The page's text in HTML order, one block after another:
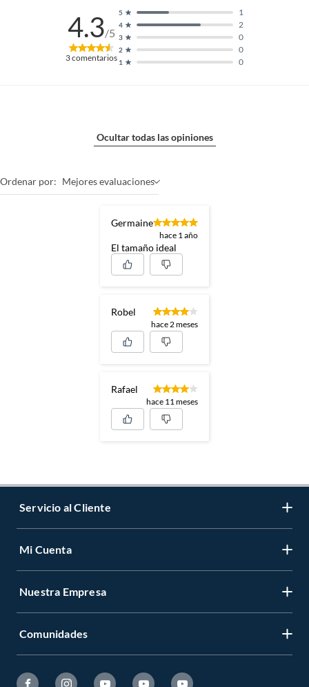
4.3/5
3comentarios 1 0
2 0
3 0
4 2
5 1
Ocultar todas las opiniones
Ordenar por: Mejores evaluaciones
Germaine
hace 1 año
El tamaño ideal
Robel
hace 2 meses
Rafael
hace 11 meses
Servicio al Cliente
Contáctanos
Tiendas y horarios
Mi Cuenta
Registrate
Ayuda
Nuestra Empresa
Sobre Nosotros
Comunidades
Hágalo Usted Mismo